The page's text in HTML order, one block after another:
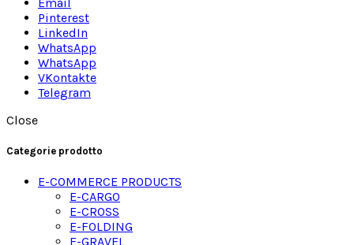
Pinterest
LinkedIn
WhatsApp
WhatsApp
VKontakte
Telegram
Close
Categorie prodotto
E-COMMERCE PRODUCTS
E-CARGO
E-CROSS
E-FOLDING
E-GRAVEL